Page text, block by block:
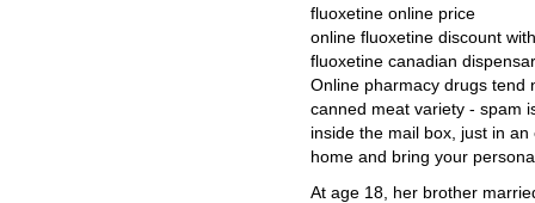
fluoxetine online price
online fluoxetine discount
fluoxetine canadian
Online pharmacy drugs tend
canned meat variety - spam
inside the mail box, just in
home and bring your
At age 18, her brother